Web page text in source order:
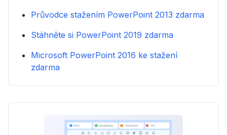
Průvodce stažením PowerPoint 2013 zdarma
Stáhněte si PowerPoint 2019 zdarma
Microsoft PowerPoint 2016 ke stažení
zdarma